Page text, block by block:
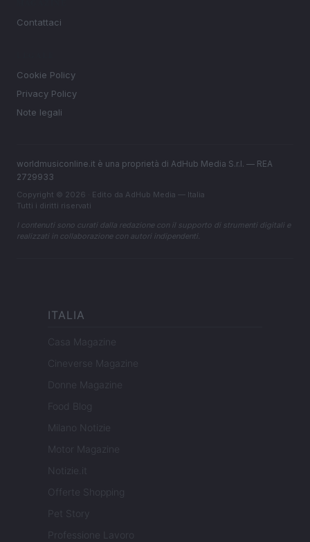
Contattaci
Cookie Policy
Privacy Policy
Note legali
worldmusiconline.it è una proprietà di AdHub Media S.r.l. — REA
2729933
Copyright © 2026 · Edito da AdHub Media — Italia
Tutti i diritti riservati
I contenuti sono curati dalla redazione con il supporto di strumenti digitali e
realizzati in collaborazione con autori indipendenti.
ITALIA
Casa Magazine
Cineverse Magazine
Donne Magazine
Food Blog
Milano Notizie
Motor Magazine
Notizie.it
Offerte Shopping
Pet Story
Professione Lavoro